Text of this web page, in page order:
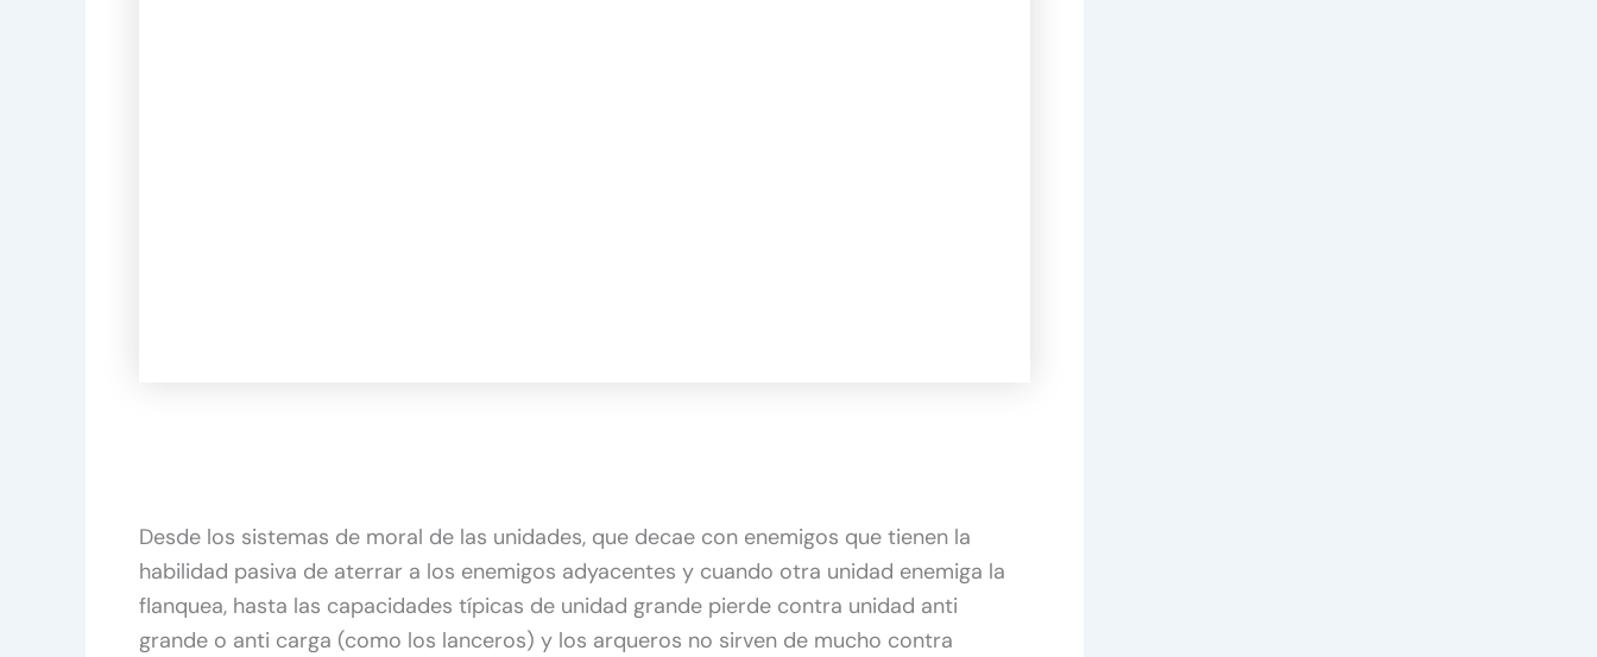
Desde los sistemas de moral de las unidades, que decae con enemigos que tienen la
habilidad pasiva de aterrar a los enemigos adyacentes y cuando otra unidad enemiga la
flanquea, hasta las capacidades típicas de unidad grande pierde contra unidad anti
grande o anti carga (como los lanceros) y los arqueros no sirven de mucho contra